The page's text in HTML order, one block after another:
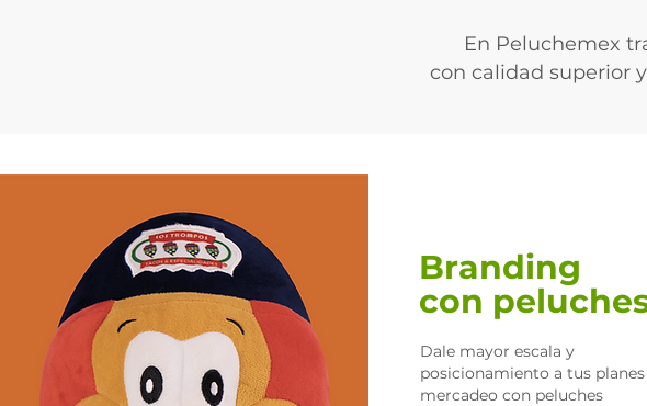
En Peluchemex
con calidad superior
Branding
con
Dale mayor escala y
posicionamiento a tus planes
mercadeo con peluches